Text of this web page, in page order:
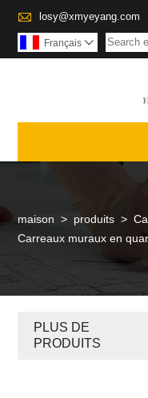
 losy@xmyeyang.com
Français 
maison > produits >
Carreaux muraux en
PLUS DE
PRODUITS